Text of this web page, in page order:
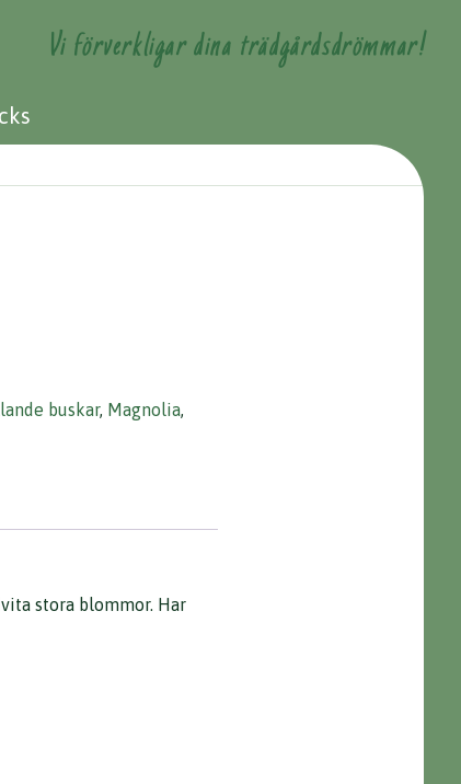
Vi förverkligar dina trädgårdsdrömmar!
buskar, Magnolia,
stora blommor. Har